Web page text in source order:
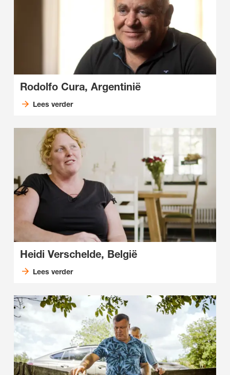
Rodolfo Cura, Argentinië
Lees verder
Heidi Verschelde, België
Lees verder